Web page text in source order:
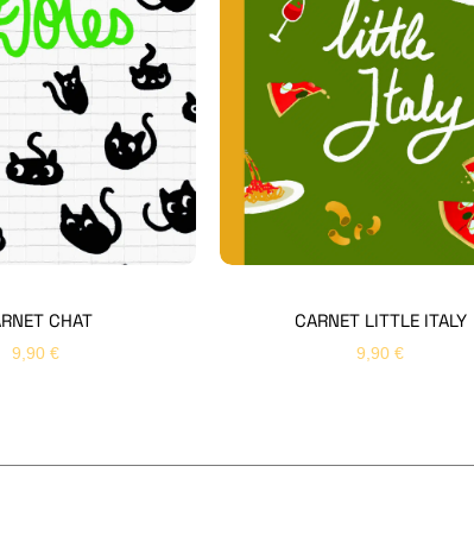
CHAT
9,90 €
CARNET LITTLE ITALY
9,90 €